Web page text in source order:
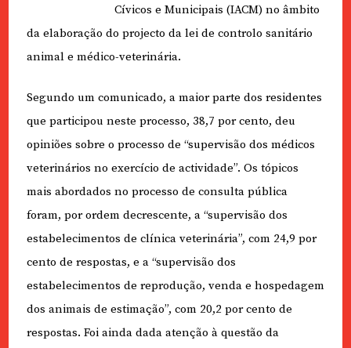
Cívicos e Municipais (IACM) no âmbito
da elaboração do projecto da lei de controlo sanitário
animal e médico-veterinária.
Segundo um comunicado, a maior parte dos residentes
que participou neste processo, 38,7 por cento, deu
opiniões sobre o processo de “supervisão dos médicos
veterinários no exercício de actividade”. Os tópicos
mais abordados no processo de consulta pública
foram, por ordem decrescente, a “supervisão dos
estabelecimentos de clínica veterinária”, com 24,9 por
cento de respostas, e a “supervisão dos
estabelecimentos de reprodução, venda e hospedagem
dos animais de estimação”, com 20,2 por cento de
respostas. Foi ainda dada atenção à questão da